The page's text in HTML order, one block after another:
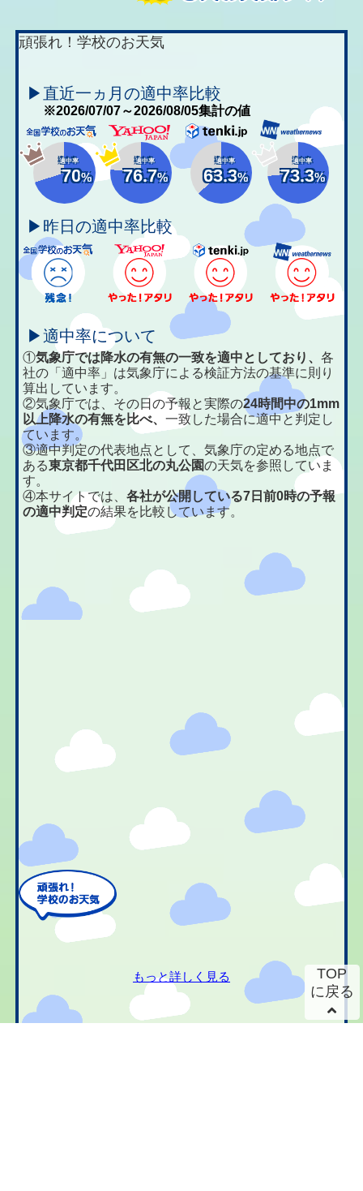
頑張れ！学校のお天気
▶直近一ヵ月の適中率比較
※2026/07/07～2026/08/05集計の値
適中率
70%
適中率
76.7%
適中率
63.3%
適中率
73.3%
▶昨日の適中率比較
▶適中率について
①気象庁では降水の有無の一致を適中としており、各
社の「適中率」は気象庁による検証方法の基準に則り
算出しています。
②気象庁では、その日の予報と実際の24時間中の1mm
以上降水の有無を比べ、一致した場合に適中と判定し
ています。
③適中判定の代表地点として、気象庁の定める地点で
ある東京都千代田区北の丸公園の天気を参照していま
す。
④本サイトでは、各社が公開している7日前0時の予報
の適中判定の結果を比較しています。
もっと詳しく見る
TOP
に戻る